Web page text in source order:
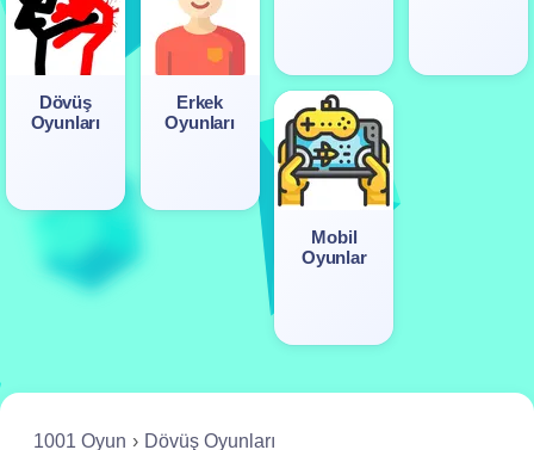
Dövüş
Oyunları
Erkek
Oyunları
Mobil
Oyunlar
1001 Oyun Dövüş Oyunları